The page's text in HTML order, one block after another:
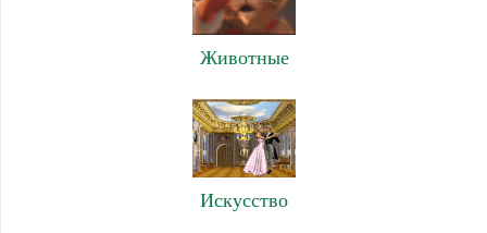
Животные
Искусство